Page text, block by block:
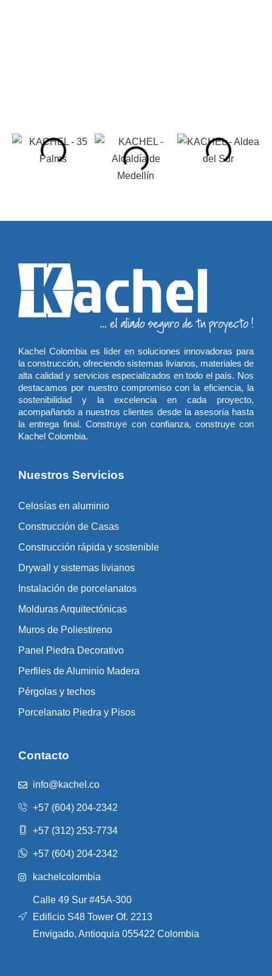
Kachel Colombia es líder en soluciones innovadoras para
la construcción, ofreciendo sistemas livianos, materiales de
alta calidad y servicios especializados en todo el país. Nos
destacamos por nuestro compromiso con la eficiencia, la
sostenibilidad y la excelencia en cada proyecto,
acompañando a nuestros clientes desde la asesoría hasta
la entrega final. Construye con confianza, construye con
Kachel Colombia.
Nuestros Servicios
Celosías en aluminio
Construcción de Casas
Construcción rápida y sostenible
Drywall y sistemas livianos
Instalación de porcelanatos
Molduras Arquitectónicas
Muros de Poliestireno
Panel Piedra Decorativo
Perfiles de Aluminio Madera
Pérgolas y techos
Porcelanato Piedra y Pisos
Contacto
info@kachel.co
+57 (604) 204-2342
+57 (312) 253-7734
+57 (604) 204-2342
kachelcolombia
Calle 49 Sur #45A-300
Edificio S48 Tower Of. 2213
Envigado, Antioquia 055422 Colombia